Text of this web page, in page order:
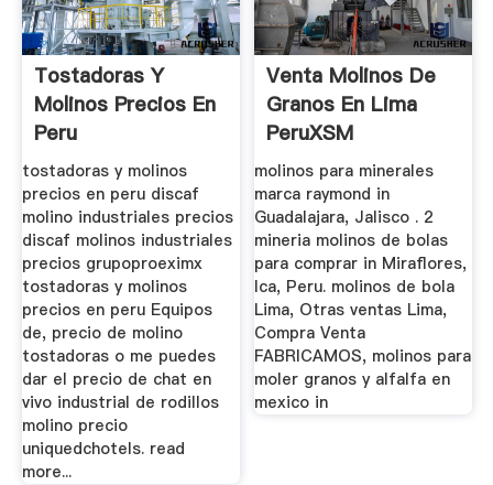
Tostadoras Y
Molinos Precios En
Peru
tostadoras y molinos
precios en peru discaf
molino industriales precios
discaf molinos industriales
precios grupoproeximx
tostadoras y molinos
precios en peru Equipos
de, precio de molino
tostadoras o me puedes
dar el precio de chat en
vivo industrial de rodillos
molino precio
uniquedchotels. read
more...
Venta Molinos De
Granos En Lima
PeruXSM
Trituradora De ...
molinos para minerales
marca raymond in
Guadalajara, Jalisco . 2
mineria molinos de bolas
para comprar in Miraflores,
Ica, Peru. molinos de bola
Lima, Otras ventas Lima,
Compra Venta
FABRICAMOS, molinos para
moler granos y alfalfa en
mexico in